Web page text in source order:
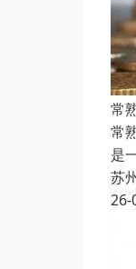
常
常
是
苏
26-